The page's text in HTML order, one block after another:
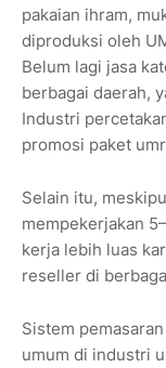
pakaian ihram,
diproduksi oleh
Belum lagi jasa
berbagai daerah,
Industri
promosi paket
Selain itu,
mempekerjakan
kerja lebih luas
reseller di
Sistem
umum di industri